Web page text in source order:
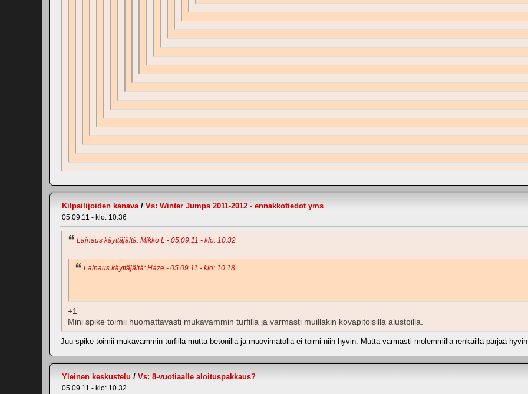
Kilpailijoiden kanava / Vs: Winter Jumps 2011-2012 - ennakkotiedot yms
05.09.11 - klo: 10.36
Lainaus käyttäjältä: Mikko L - 05.09.11 - klo: 10.32
Lainaus käyttäjältä: Haze - 05.09.11 - klo: 10.18
...
+1
Mini spike toimii huomattavasti mukavammin turfilla ja varmasti muillakin kovapitoisilla alustoilla.
Juu spike toimii mukavammin turfilla mutta betonilla ja muovimatolla ei toimi niin hyvin. Mutta varmasti molemmilla renkailla pärjää
Yleinen keskustelu / Vs: 8-vuotiaalle aloituspakkaus?
05.09.11 - klo: 10.32